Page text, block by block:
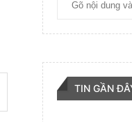
TIN GẦN